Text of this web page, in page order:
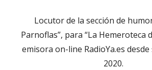
Locutor de la sección de
Parnoflas”, para “La Hemeroteca
emisora on-line RadioYa.es
2020.